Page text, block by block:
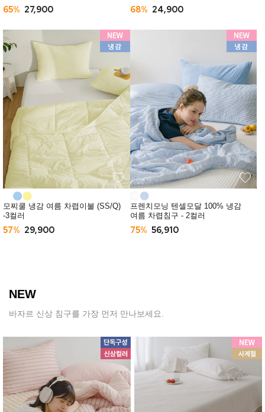
65% 27,900 68% 24,900
모찌쿨 냉감 여름 차렵이불 (SS/Q)
-3컬러
57% 29,900
프렌치모닝 텐셀모달 100% 냉감
여름 차렵침구 - 2컬러
75% 56,910
NEW
바자르 신상 침구를 가장 먼저 만나보세요.